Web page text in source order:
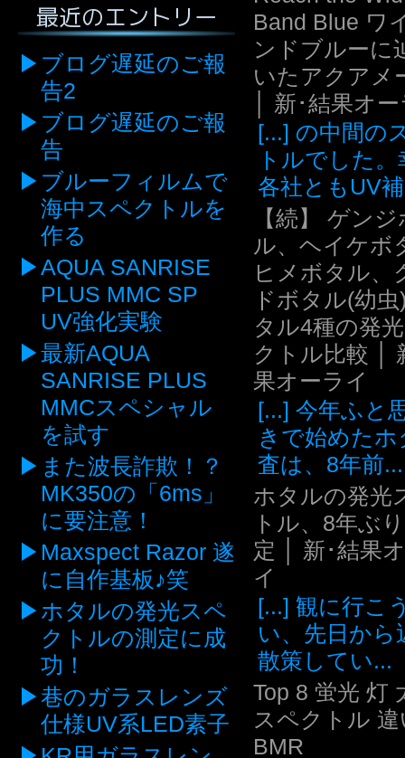
最近のエントリー
ブログ遅延のご報
告2
ブログ遅延のご報
告
ブルーフィルムで
海中スペクトルを
作る
AQUA SANRISE
PLUS MMC SP
UV強化実験
最新AQUA
SANRISE PLUS
MMCスペシャル
を試す
また波長詐欺！？
MK350の「6ms」
に要注意！
Maxspect Razor 遂
に自作基板♪笑
ホタルの発光スペ
クトルの測定に成
功！
巷のガラスレンズ
仕様UV系LED素子
Band Blue ワ
ンドブルーに
いたアクアメ
│ 新･結果オ
[...] の中間の
トルでした
各社ともUV
【続】 ゲン
ル、ヘイケボ
ヒメボタル、
ドボタル(幼
タル4種の発
クトル比較 │
果オーライ
[...] 今年ふと
きで始めたホ
査は、8年前...
ホタルの発光
トル、8年ぶ
定 │ 新･結果
イ
[...] 観に行こ
い、先日から
散策してい...
Top 8 蛍光 灯
スペクトル 違
BMR